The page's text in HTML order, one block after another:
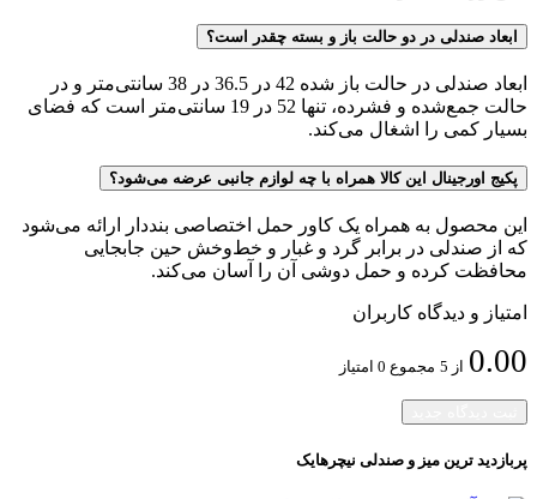
ابعاد صندلی در دو حالت باز و بسته چقدر است؟
ابعاد صندلی در حالت باز شده 42 در 36.5 در 38 سانتی‌متر و در
حالت جمع‌شده و فشرده، تنها 52 در 19 سانتی‌متر است که فضای
بسیار کمی را اشغال می‌کند.
پکیج اورجینال این کالا همراه با چه لوازم جانبی عرضه می‌شود؟
این محصول به همراه یک کاور حمل اختصاصی بنددار ارائه می‌شود
که از صندلی در برابر گرد و غبار و خط‌وخش حین جابجایی
محافظت کرده و حمل دوشی آن را آسان می‌کند.
امتیاز و دیدگاه کاربران
0.00 از 5 مجموع 0 امتیاز
پربازدید ترین میز و صندلی نیچرهایک